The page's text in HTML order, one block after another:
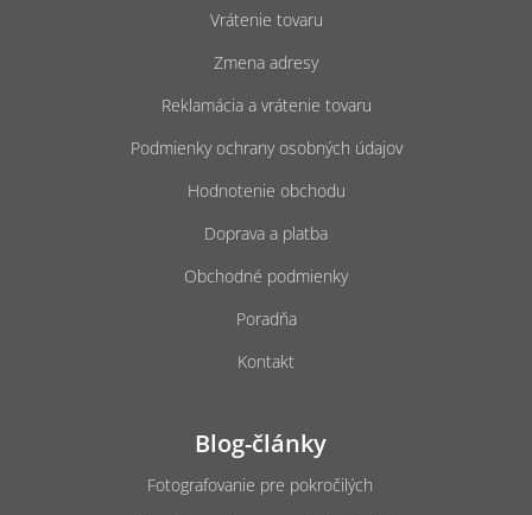
Vrátenie tovaru
Zmena adresy
Reklamácia a vrátenie tovaru
Podmienky ochrany osobných údajov
Hodnotenie obchodu
Doprava a platba
Obchodné podmienky
Poradňa
Kontakt
Blog-články
Fotografovanie pre pokročilých